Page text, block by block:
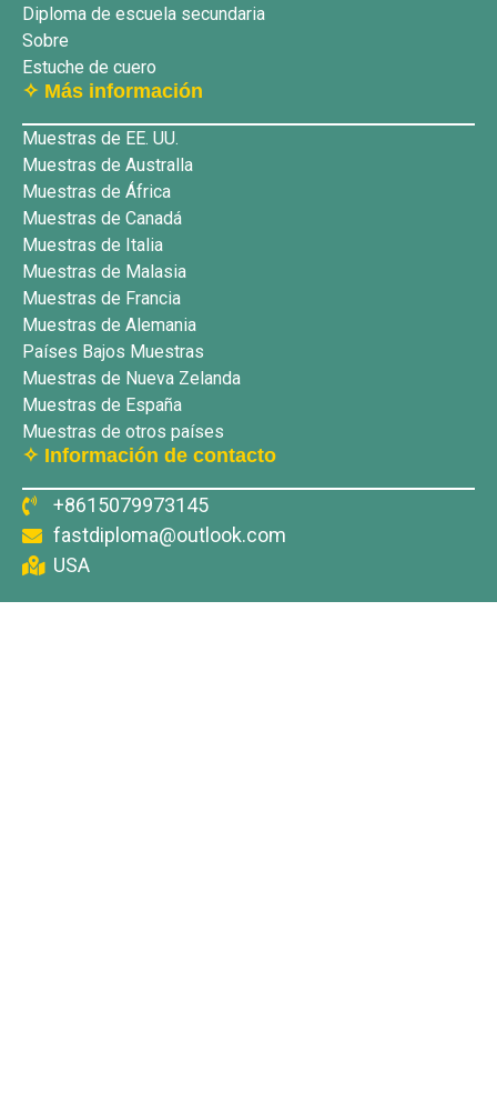
Diploma de escuela secundaria
Sobre
Estuche de cuero
✧ Más información
Muestras de EE. UU.
Muestras de Australla
Muestras de África
Muestras de Canadá
Muestras de Italia
Muestras de Malasia
Muestras de Francia
Muestras de Alemania
Países Bajos Muestras
Muestras de Nueva Zelanda
Muestras de España
Muestras de otros países
✧ Información de contacto
+8615079973145
fastdiploma@outlook.com
USA